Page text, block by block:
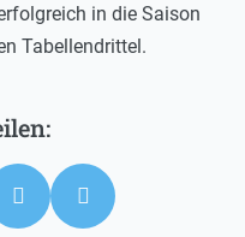
in die Saison
Tabellendrittel.